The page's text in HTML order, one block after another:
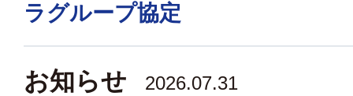
ラグループ協定
お知らせ
2026.07.31